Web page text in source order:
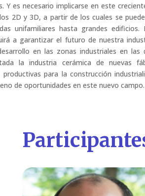
Y es necesario implicarse en este
2D y 3D, a partir de los cuales se
unifamiliares hasta grandes edificios.
a garantizar el futuro de nuestra
en las zonas industriales en las
la industria cerámica de nuevas
productivas para la construcción
de oportunidades en este nuevo campo.